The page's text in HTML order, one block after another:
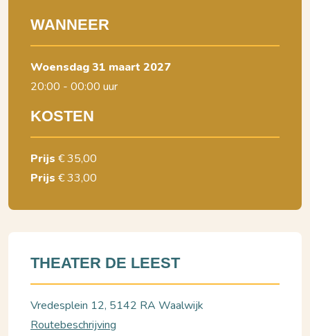
WANNEER
woensdag 31 maart 2027
20:00 - 00:00 uur
KOSTEN
Prijs € 35,00
Prijs € 33,00
THEATER DE LEEST
Vredesplein 12, 5142 RA Waalwijk
Routebeschrijving